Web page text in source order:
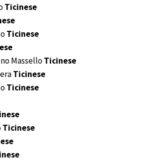
Ticinese
Ticinese
MasselloTicinese
Ticinese
Ticinese
Ticinese